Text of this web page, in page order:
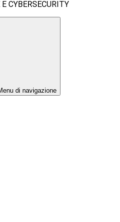
CYBERSECURITY
di navigazione